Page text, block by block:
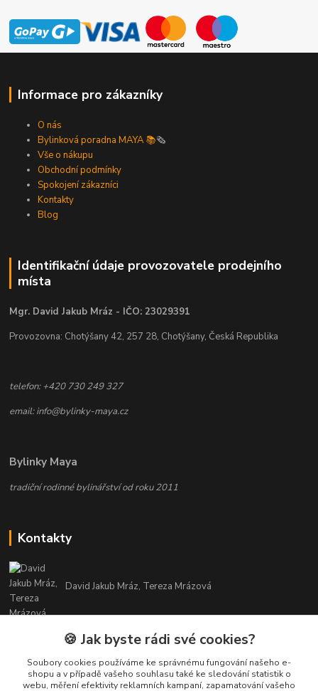
Informace pro zákazníky
O nás
Bylinková poradna MAYA 📚🗞️
Vše o nákupu
Obchodní podmínky
Spokojení zákazníci
Kontakty
Blog
Identifikační údaje provozovatele prodejního
místa
Mgr. David Jakub Mráz - IČO: 23029391
Provozovna: Chotýšany 42, 257 28, Chotýšany, Česká Republika
telefon: +420 730 249 327
email: info@bylinky-maya.cz
Bylinky Maya
tradiční rodinné bylinářství od roku 2011
Kontakty
David Jakub Mráz, Tereza Mrázová
info@bylinky-maya.cz
🍪 Jak byste rádi své cookies?
Soubory cookies používáme ke správnému fungování našeho e-
shopu a v případě vašeho souhlasu také ke sledování statistik o
webu, měření efektivity reklamních kampaní, zapamatování vašeho